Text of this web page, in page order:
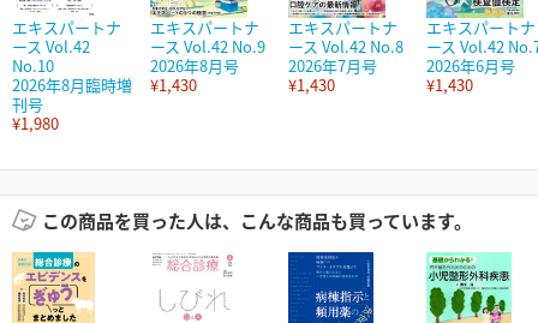
エキスパートナ
ース Vol.42
No.10
2026年8月臨時増
刊号
¥1,980
エキスパートナ
ース Vol.42 No.9
2026年8月号
¥1,430
エキスパートナ
ース Vol.42 No.8
2026年7月号
¥1,430
エキスパートナ
ース Vol.42
2026年6月号
¥1,430
この商品を買った人は、こんな商品も買っています。